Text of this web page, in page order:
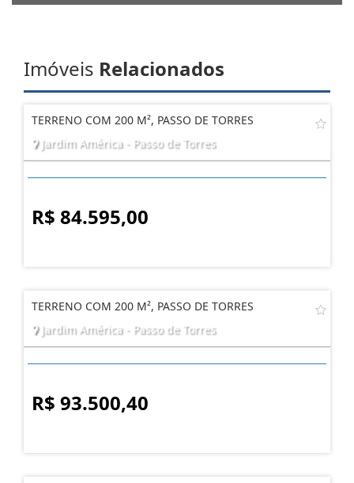
Imóveis Relacionados
TERRENO COM 200 M², PASSO DE TORRES
Jardim América - Passo de Torres
R$ 84.595,00
TERRENO COM 200 M², PASSO DE TORRES
Jardim América - Passo de Torres
R$ 93.500,40